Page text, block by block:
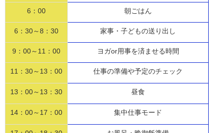
6：00 朝ごはん
6：30～8：30 家事・子どもの送り出し
9：00～11：00 ヨガor用事を済ませる時間
11：30～13：00 仕事の準備や予定のチェック
13：00～13：30 昼食
14：00～17：00 集中仕事モード